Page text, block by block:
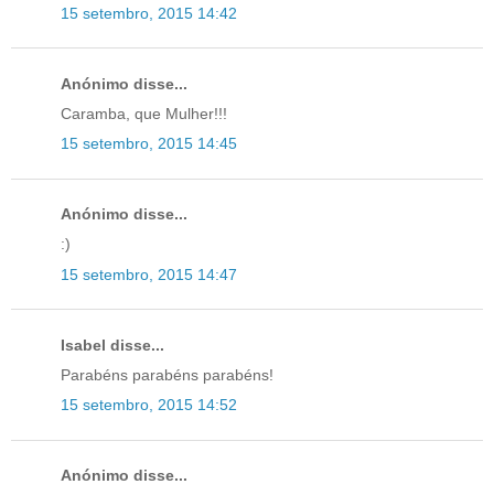
15 setembro, 2015 14:42
Anónimo disse...
Caramba, que Mulher!!!
15 setembro, 2015 14:45
Anónimo disse...
:)
15 setembro, 2015 14:47
Isabel disse...
Parabéns parabéns parabéns!
15 setembro, 2015 14:52
Anónimo disse...